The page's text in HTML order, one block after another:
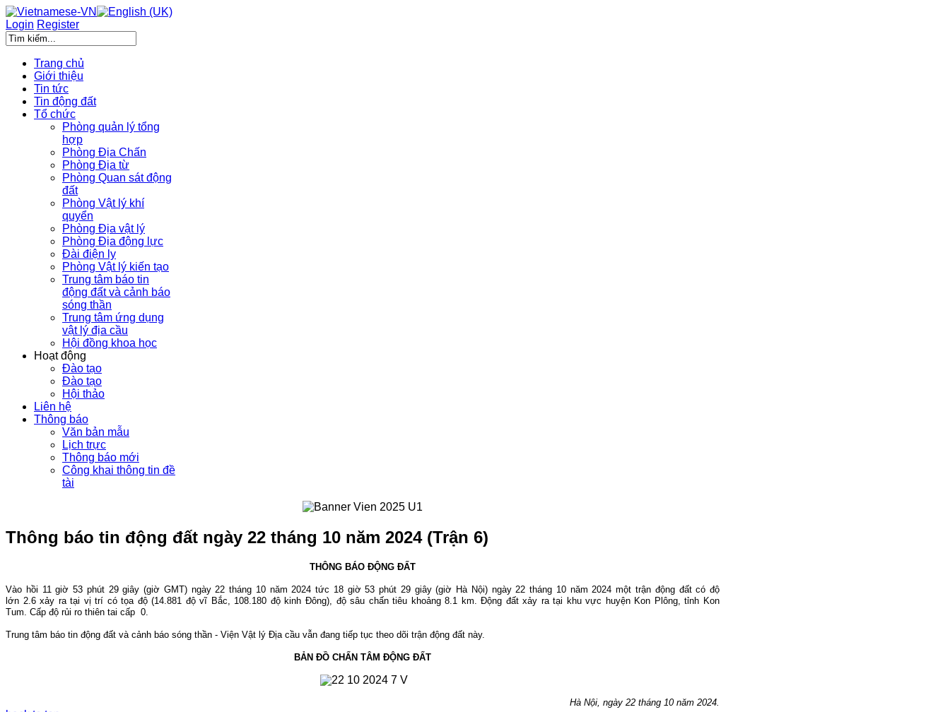
Login Register
Trang chủ
Giới thiệu
Tin tức
Tin động đất
Tổ chức
Phòng quản lý tổng
hợp
Phòng Địa Chấn
Phòng Địa từ
Phòng Quan sát động
đất
Phòng Vật lý khí
quyển
Phòng Địa vật lý
Phòng Địa động lực
Đài điện ly
Phòng Vật lý kiến tạo
Trung tâm báo tin
động đất và cảnh báo
sóng thần
Trung tâm ứng dụng
vật lý địa cầu
Hội đồng khoa học
Hoạt động
Đào tạo
Đào tạo
Hội thảo
Liên hệ
Thông báo
Văn bản mẫu
Lịch trực
Thông báo mới
Công khai thông tin đề
tài
Thông báo tin động đất ngày 22 tháng 10 năm 2024 (Trận 6)
THÔNG BÁO ĐỘNG ĐẤT
Vào hồi 11giờ 53 phút 29 giây (giờ GMT) ngày 22 tháng 10 năm 2024 tức 18 giờ 53 phút 29 giây (giờ Hà Nội) ngày 22 tháng 10 năm 2024 một trận động đất có độ
lớn 2.6xảy ra tại vị trí có tọa độ (14.881 độ vĩ Bắc, 108.180 độ kinh Đông), độ sâu chấn tiêu khoảng 8.1 km. Động đất xảy ra tại khu vực huyện Kon Plông, tỉnh Kon
Tum. Cấp độ rủi ro thiên tai cấp 0.
Trung tâm báo tin động đất và cảnh báo sóng thần - Viện Vật lý Địa cầu vẫn đang tiếp tục theo dõi trận động đất này.
BẢN ĐỒ CHẤN TÂM ĐỘNG ĐẤT
Hà Nội, ngày 22 tháng 10 năm 2024.